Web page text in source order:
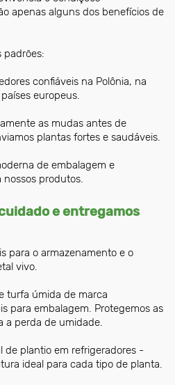
apenas alguns dos benefícios de
padrões:
confiáveis na Polônia, na
europeus.
as mudas antes de
plantas fortes e saudáveis.
de embalagem e
produtos.
e entregamos
para o armazenamento e o
vivo.
turfa úmida de marca
para embalagem. Protegemos as
a perda de umidade.
de plantio em refrigeradores -
ideal para cada tipo de planta.